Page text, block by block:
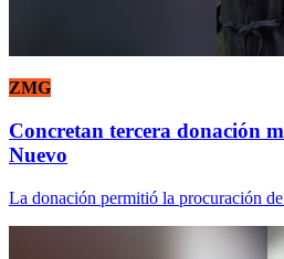
ZMG
Concretan tercera donación
Nuevo
La donación permitió la procuración